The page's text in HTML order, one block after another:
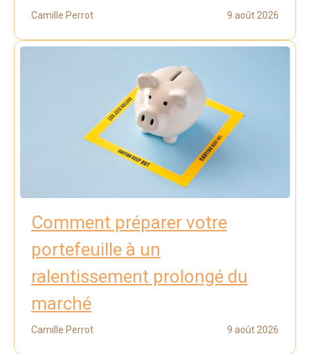
Camille Perrot 9 août 2026
Comment préparer votre
portefeuille à un
ralentissement prolongé du
marché
Camille Perrot 9 août 2026